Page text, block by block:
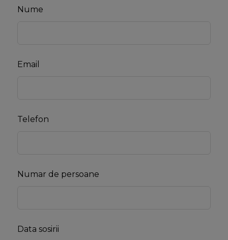
Leave
Nume
Email
Telefon
Numar de persoane
Data sosirii